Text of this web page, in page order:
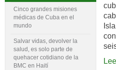
Cinco grandes misiones
médicas de Cuba en el
mundo
Salvar vidas, devolver la
salud, es solo parte de
quehacer cotidiano de la
BMC en Haití